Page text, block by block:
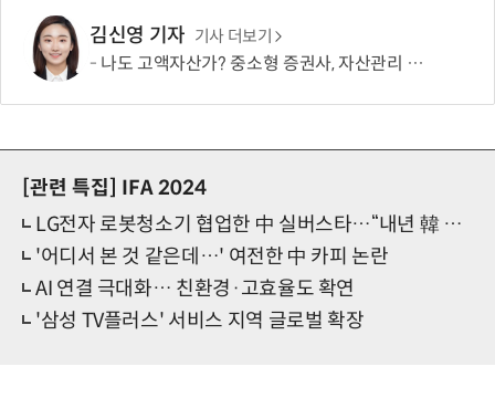
김신영 기자 기사 더보기
나도 고액자산가? 중소형 증권사, 자산관리 문턱 낮췄다
[관련 특집]
IFA 2024
LG전자 로봇청소기 협업한 中 실버스타…“내년 韓 존재감 커질 것”
'어디서 본 것 같은데…' 여전한 中 카피 논란
AI 연결 극대화… 친환경·고효율도 확연
'삼성 TV플러스' 서비스 지역 글로벌 확장